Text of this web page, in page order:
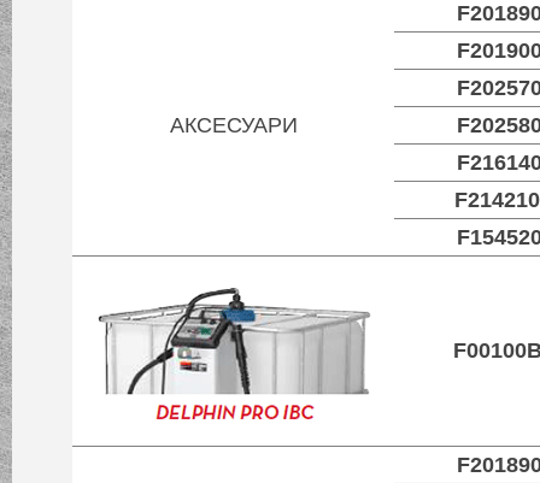
АКСЕСУАРИ